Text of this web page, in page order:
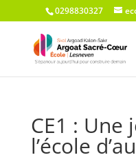
0298830327
CE1 : Une
l’école